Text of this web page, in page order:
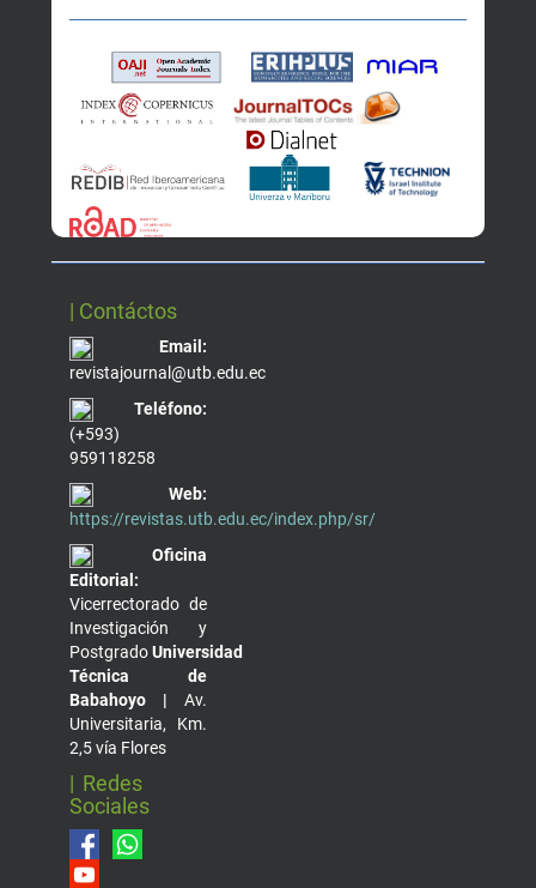
| Contáctos
Email:
revistajournal@utb.edu.ec
Teléfono:
(+593)
959118258
Web:
https://revistas.utb.edu.ec/index.php/sr/
Oficina
Editorial:
Vicerrectorado de
Investigación y
PostgradoUniversidad
Técnica de
Babahoyo | Av.
Universitaria, Km.
2,5 vía Flores
| Redes
Sociales